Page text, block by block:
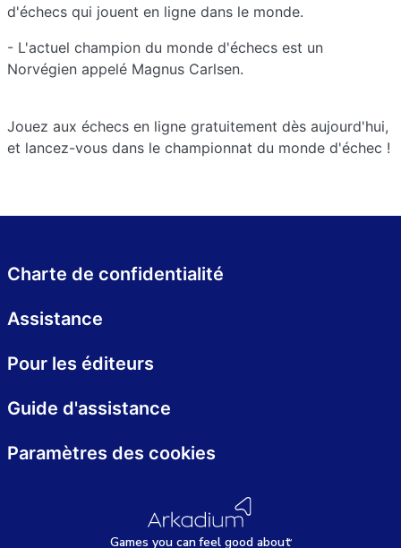
d'échecs qui jouent en ligne dans le monde.
- L'actuel champion du monde d'échecs est un
Norvégien appelé Magnus Carlsen.
Jouez aux échecs en ligne gratuitement dès aujourd'hui,
et lancez-vous dans le championnat du monde d'échec !
Games you canfeel good about
Charte de confidentialité
Assistance
Pour les éditeurs
Guide d'assistance
Paramètres des cookies